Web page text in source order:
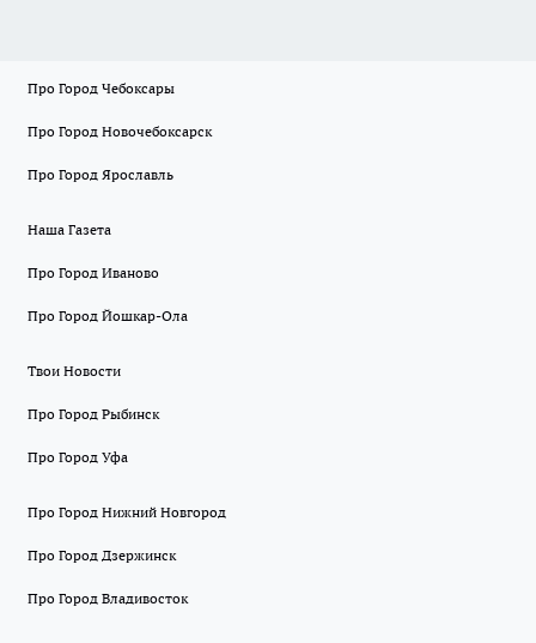
Про Город Чебоксары
Про Город Новочебоксарск
Про Город Ярославль
Наша Газета
Про Город Иваново
Про Город Йошкар-Ола
Твои Новости
Про Город Рыбинск
Про Город Уфа
Про Город Нижний Новгород
Про Город Дзержинск
Про Город Владивосток